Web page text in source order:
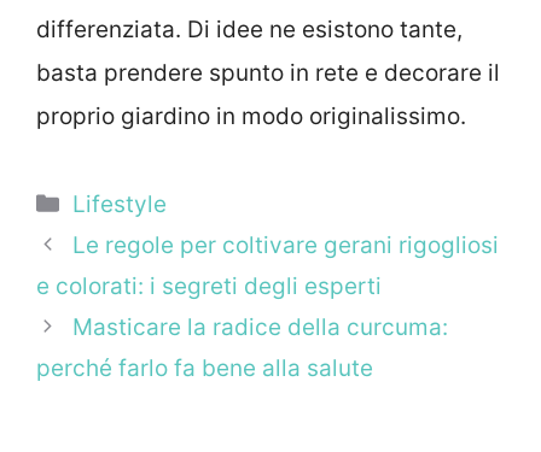
differenziata. Di idee ne esistono tante,
basta prendere spunto in rete e decorare il
proprio giardino in modo originalissimo.
Categorie
Lifestyle
Le regole per coltivare gerani rigogliosi
e colorati: i segreti degli esperti
Masticare la radice della curcuma:
perché farlo fa bene alla salute